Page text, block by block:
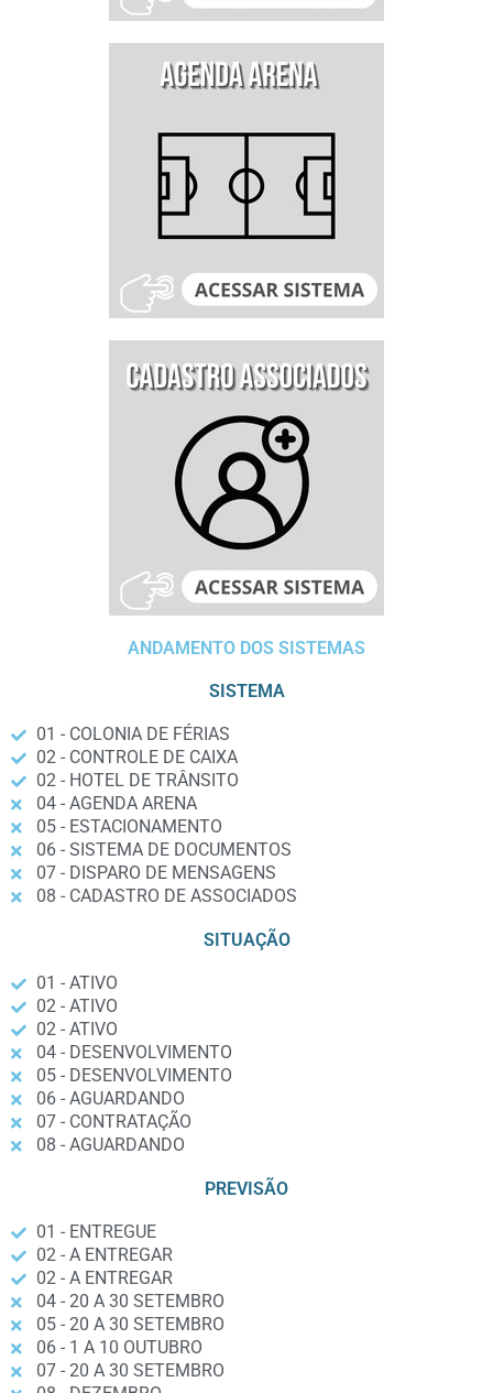
ANDAMENTO DOS SISTEMAS
SISTEMA
01 - COLONIA DE FÉRIAS
02 - CONTROLE DE CAIXA
02 - HOTEL DE TRÂNSITO
04 - AGENDA ARENA
05 - ESTACIONAMENTO
06 - SISTEMA DE DOCUMENTOS
07 - DISPARO DE MENSAGENS
08 - CADASTRO DE ASSOCIADOS
SITUAÇÃO
01 - ATIVO
02 - ATIVO
02 - ATIVO
04 - DESENVOLVIMENTO
05 - DESENVOLVIMENTO
06 - AGUARDANDO
07 - CONTRATAÇÃO
08 - AGUARDANDO
PREVISÃO
01 - ENTREGUE
02 - A ENTREGAR
02 - A ENTREGAR
04 - 20 A 30 SETEMBRO
05 - 20 A 30 SETEMBRO
06 - 1 A 10 OUTUBRO
07 - 20 A 30 SETEMBRO